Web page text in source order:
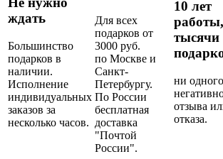
ждать
Большинство
подарков в
наличии.
Исполнение
индивидуальных
заказов за
несколько часов.
Для всех
подарков от
3000 руб.
по Москве и
Санкт-
Петербургу.
По России
бесплатная
доставка
"Почтой
России".
10 лет
работы,
тысячи
ни одного
отзыва
отказа.